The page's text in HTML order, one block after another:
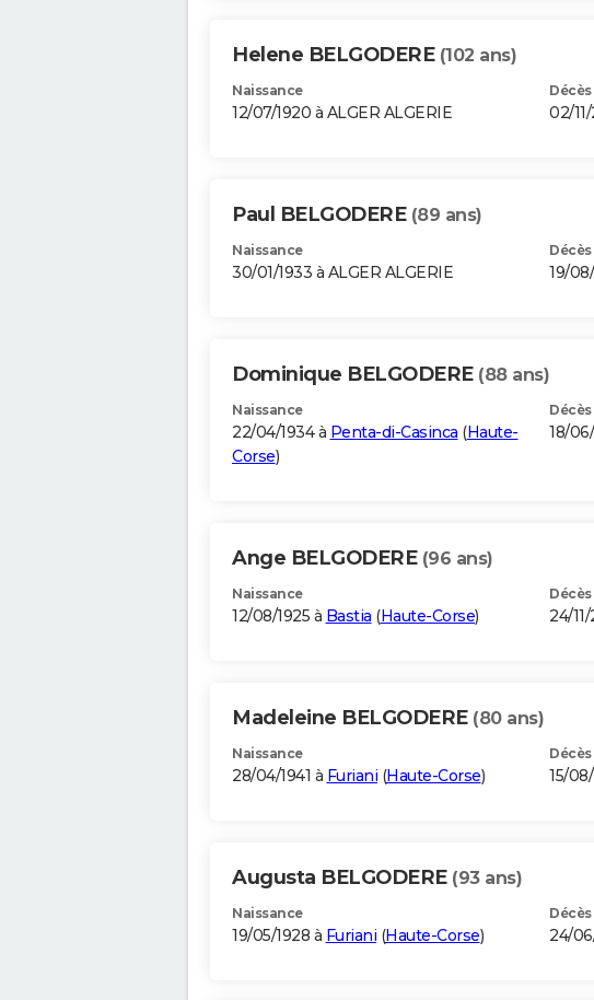
Helene BELGODERE (102 ans)
Naissance
12/07/1920 à ALGER ALGERIE
Décès
02/
Paul BELGODERE (89 ans)
Naissance
30/01/1933 à ALGER ALGERIE
Décès
19/
Dominique BELGODERE (88 ans)
Naissance
22/04/1934 à Penta-di-Casinca (Haute-
Corse)
Décès
18/
Ange BELGODERE (96 ans)
Naissance
12/08/1925 à Bastia (Haute-Corse)
Décès
24/
Madeleine BELGODERE (80 ans)
Naissance
28/04/1941 à Furiani (Haute-Corse)
Décès
15/
Augusta BELGODERE (93 ans)
Naissance
19/05/1928 à Furiani (Haute-Corse)
Décès
24/